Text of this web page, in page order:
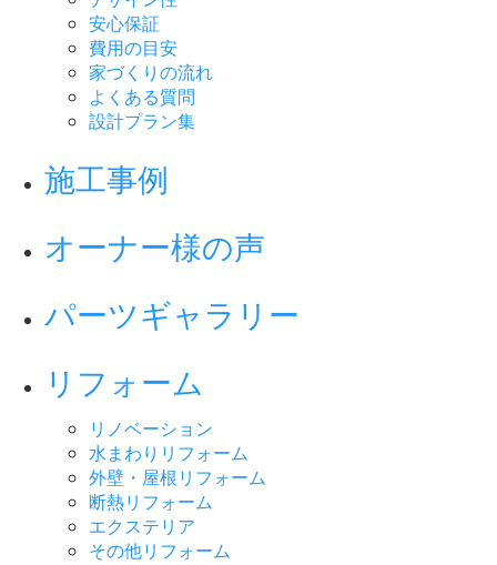
安心保証
費用の目安
家づくりの流れ
よくある質問
設計プラン集
施工事例
オーナー様の声
パーツギャラリー
リフォーム
リノベーション
水まわりリフォーム
外壁・屋根リフォーム
断熱リフォーム
エクステリア
その他リフォーム